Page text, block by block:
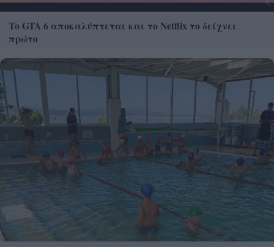
Το GTA 6 αποκαλύπτεται και το Netflix το δείχνει
πρώτο